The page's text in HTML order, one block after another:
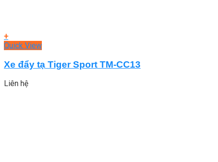
+
Quick View
Xe đẩy tạ Tiger Sport TM-CC13
Liên hệ